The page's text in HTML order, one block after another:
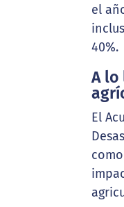
el
40%.
A lo
El